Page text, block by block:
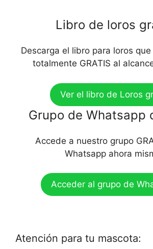
Libro de loros
Descarga el libro para loros
totalmente GRATIS al
Ver el libro de Loros
Grupo de Whatsapp
Accede a nuestro grupo
Whatsapp ahora
Acceder al grupo de
Atención para tu mascota: